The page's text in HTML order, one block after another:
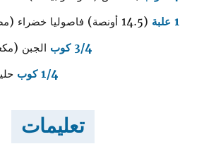
1 علبة
(14.5 أونصة) فاصوليا خضراء (مصفاة ومغسولة)
3/4 كوب
الجبن
1/4 كوب
تعليمات